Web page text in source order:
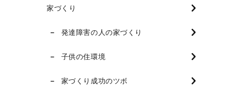
家づくり
発達障害の人の家づくり
子供の住環境
家づくり成功のツボ